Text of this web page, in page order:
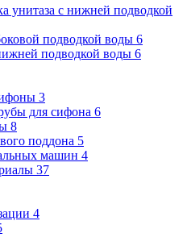
унитаза с нижней подводкой
подводкой воды 6
подводкой воды 6
3
для сифона 6
8
поддона 5
машин 4
37
4